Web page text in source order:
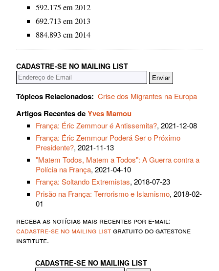
592.175 em 2012
692.713 em 2013
884.893 em 2014
CADASTRE-SE NO MAILING LIST
Tópicos Relacionados: Crise dos Migrantes na Europa
Artigos Recentes deYves Mamou
França: Éric Zemmour é Antissemita?, 2021-12-08
França: Éric Zemmour Poderá Ser o Próximo
Presidente?, 2021-11-13
"Matem Todos, Matem a Todos": A Guerra contra a
Polícia na França, 2021-04-10
França: Soltando Extremistas, 2018-07-23
Prisão na França: Terrorismo e Islamismo, 2018-02-
01
receba as notícias mais recentes por e-mail:
cadastre-se no mailing listgratuito do gatestone
institute.
CADASTRE-SE NO MAILING LIST